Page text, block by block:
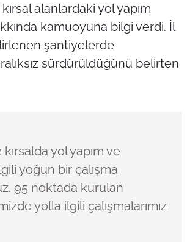
alanlardaki yol yapım
kamuoyuna bilgi verdi. İl
şantiyelerde
sürdürüldüğünü belirten
yol yapım ve
yoğun bir çalışma
95 noktada kurulan
yolla ilgili çalışmalarımız